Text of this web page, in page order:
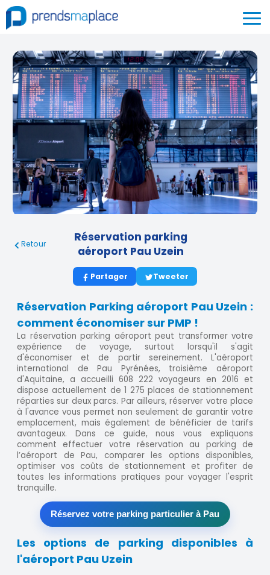
Retour
Réservation parking
aéroport Pau Uzein
Partager Tweeter
Réservation Parking aéroport Pau Uzein :
comment économiser sur PMP !
La réservation parking aéroport peut transformer votre
expérience de voyage, surtout lorsqu'il s'agit
d'économiser et de partir sereinement. L'aéroport
international de Pau Pyrénées, troisième aéroport
d'Aquitaine, a accueilli 608 222 voyageurs en 2016 et
dispose actuellement de 1 275 places de stationnement
réparties sur deux parcs. Par ailleurs, réserver votre place
à l'avance vous permet non seulement de garantir votre
emplacement, mais également de bénéficier de tarifs
avantageux. Dans ce guide, nous vous expliquons
comment effectuer votre réservation au parking de
l’aéroport de Pau, comparer les options disponibles,
optimiser vos coûts de stationnement et profiter de
toutes les informations pratiques pour voyager l'esprit
tranquille.
Réservez votre parking particulier à Pau
Les options de parking disponibles à
l'aéroport Pau Uzein